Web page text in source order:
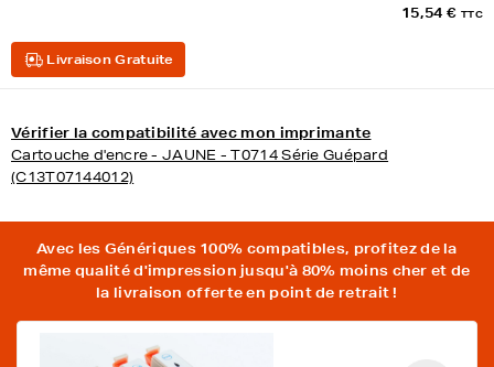
Avec les Génériques 100% compatibles, profitez de la
même qualité d'impression jusqu'à 80% moins cher et de
la livraison offerte en point de retrait !
15,54 € TTC
Livraison Gratuite
Vérifier la compatibilité avec mon imprimante
Cartouche d'encre - JAUNE - T0714 Série Guépard
(C13T07144012)